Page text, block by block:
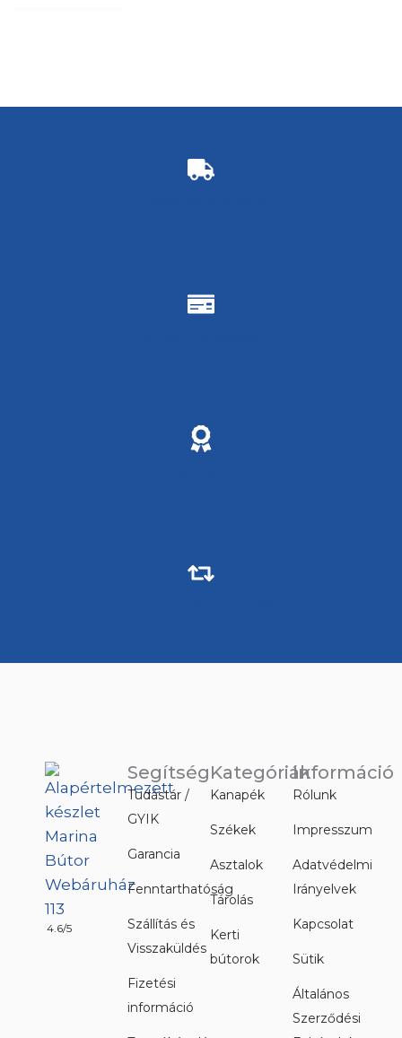
4.6/5
Segítség
Tudástár /
GYIK
Garancia
Fenntarthatóság
Szállítás és
Visszaküldés
Fizetési
információ
Kategóriák
Kanapék
Székek
Asztalok
Tárolás
Kerti
bútorok
Információ
Rólunk
Impresszum
Adatvédelmi
Irányelvek
Kapcsolat
Sütik
Általános
Szerződési